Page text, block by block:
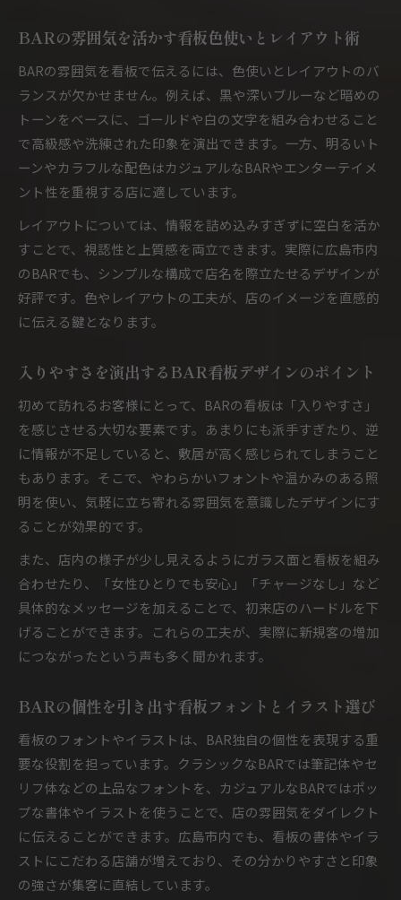
BAR経営者が押さえたい看板施工のポイント
BAR看板施工で失敗しないための基礎知識
BARに合った看板設置場所と安全対策の重要性
BAR看板の施工スケジュールと納期管理のコツ
BAR施工現場で役立つ業者とのやり取り術
BARの雰囲気を活かす看板色使いとレイアウト術
BARの雰囲気を看板で伝えるには、色使いとレイアウトのバ
ランスが欠かせません。例えば、黒や深いブルーなど暗めの
トーンをベースに、ゴールドや白の文字を組み合わせること
で高級感や洗練された印象を演出できます。一方、明るいト
ーンやカラフルな配色はカジュアルなBARやエンターテイメ
ント性を重視する店に適しています。
レイアウトについては、情報を詰め込みすぎずに空白を活か
すことで、視認性と上質感を両立できます。実際に広島市内
のBARでも、シンプルな構成で店名を際立たせるデザインが
好評です。色やレイアウトの工夫が、店のイメージを直感的
に伝える鍵となります。
入りやすさを演出するBAR看板デザインのポイント
初めて訪れるお客様にとって、BARの看板は「入りやすさ」
を感じさせる大切な要素です。あまりにも派手すぎたり、逆
に情報が不足していると、敷居が高く感じられてしまうこと
もあります。そこで、やわらかいフォントや温かみのある照
明を使い、気軽に立ち寄れる雰囲気を意識したデザインにす
ることが効果的です。
また、店内の様子が少し見えるようにガラス面と看板を組み
合わせたり、「女性ひとりでも安心」「チャージなし」など
具体的なメッセージを加えることで、初来店のハードルを下
げることができます。これらの工夫が、実際に新規客の増加
につながったという声も多く聞かれます。
BARの個性を引き出す看板フォントとイラスト選び
看板のフォントやイラストは、BAR独自の個性を表現する重
要な役割を担っています。クラシックなBARでは筆記体やセ
リフ体などの上品なフォントを、カジュアルなBARではポッ
プな書体やイラストを使うことで、店の雰囲気をダイレクト
に伝えることができます。広島市内でも、看板の書体やイラ
ストにこだわる店舗が増えており、その分かりやすさと印象
の強さが集客に直結しています。